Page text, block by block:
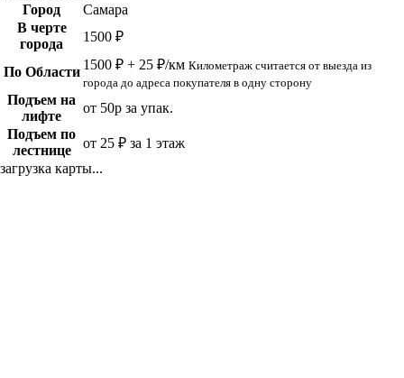
Город
Самара
В черте
города
1500 ₽
По Области 1500 ₽ + 25 ₽/км Километраж считается от выезда из
города до адреса покупателя в одну сторону
Подъем на
лифте
от 50р за упак.
Подъем по
лестнице
от 25 ₽ за 1 этаж
загрузка карты...